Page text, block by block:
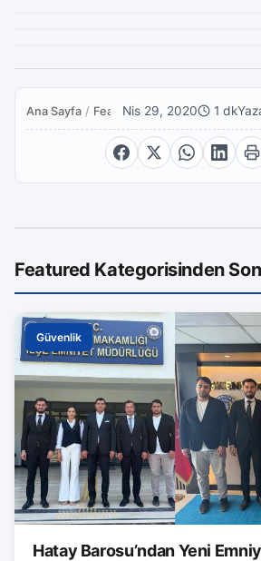
Ana Sayfa / FeaturedNis 29, 2020 1 dk
Featured Kategorisinden
Güvenlik
Hatay Barosu’ndan Yeni